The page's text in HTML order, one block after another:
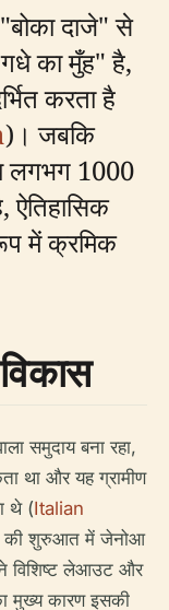
दाजे" से
का मुँह" है,
करता है
)। जबकि
लगभग 1000
ऐतिहासिक
में क्रमिक
समुदाय बना रहा,
था और यह ग्रामीण
थे (Italian
की शुरुआत में जेनोआ
विशिष्ट लेआउट और
मुख्य कारण इसकी